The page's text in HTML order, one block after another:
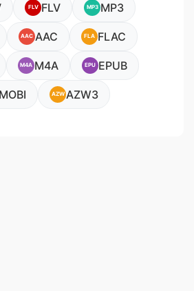
FLV FLV MP3 MP3
AAC AAC FLA FLAC
M4A M4A EPU EPUB
AZWAZW3